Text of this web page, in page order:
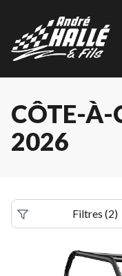
CÔTE-À-
2026
Filtres (2)